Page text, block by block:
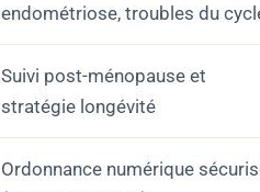
endométriose, troubles du
Suivi post-ménopause et
stratégie longévité
Ordonnance numérique